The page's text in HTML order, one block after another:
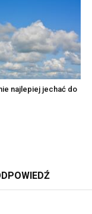
najlepiej jechać do